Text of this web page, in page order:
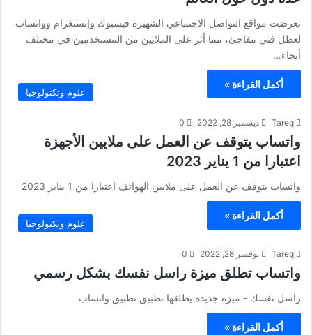
تعرضت مواقع التواصل الاجتماعي الشهيرة فيسبوك وإنستغرام وواتساب
لعطل فني مفاجئ، مما أثر على الملايين من المستخدمين في مختلف
أنحاء…
أكمل القراءة »
علوم وتكنولوجيا
Tareq ديسمبر 28, 2022 0
واتساب يتوقف عن العمل على ملايين الأجهزة
اعتبارا من 1 يناير 2023
واتساب يتوقف عن العمل على ملايين الهواتف اعتبارا من 1 يناير 2023
أكمل القراءة »
علوم وتكنولوجيا
Tareq نوفمبر 28, 2022 0
واتساب تطلق ميزة راسل نفسك بشكل رسمي
راسل نفسك - ميزة جديدة يطلقها تطبيق تطبيق واتساب
أكمل القراءة »